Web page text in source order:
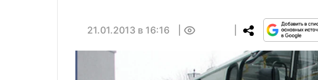
21.01.2013 в 16:16